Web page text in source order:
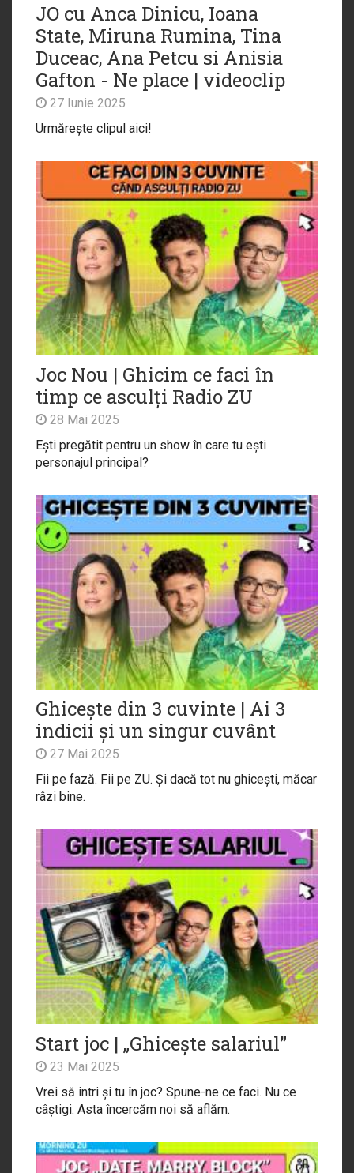
JO cu Anca Dinicu, Ioana
State, Miruna Rumina, Tina
Duceac, Ana Petcu si Anisia
Gafton - Ne place | videoclip
27 Iunie 2025
Urmărește clipul aici!
Joc Nou | Ghicim ce faci în
timp ce asculți Radio ZU
28 Mai 2025
Ești pregătit pentru un show în care tu ești
personajul principal?
Ghicește din 3 cuvinte | Ai 3
indicii și un singur cuvânt
27 Mai 2025
Fii pe fază. Fii pe ZU. Și dacă tot nu ghicești, măcar
râzi bine.
Start joc | „Ghicește salariul”
23 Mai 2025
Vrei să intri și tu în joc? Spune-ne ce faci. Nu ce
câștigi. Asta încercăm noi să aflăm.